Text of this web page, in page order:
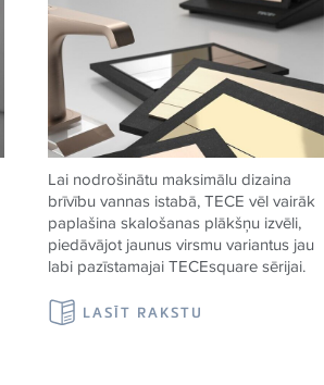
Lai nodrošinātu maksimālu dizaina
brīvību vannas istabā, TECE vēl vairāk
paplašina skalošanas plākšņu izvēli,
piedāvājot jaunus virsmu variantus jau
labi pazīstamajai TECEsquare sērijai.
LASĪT RAKSTU